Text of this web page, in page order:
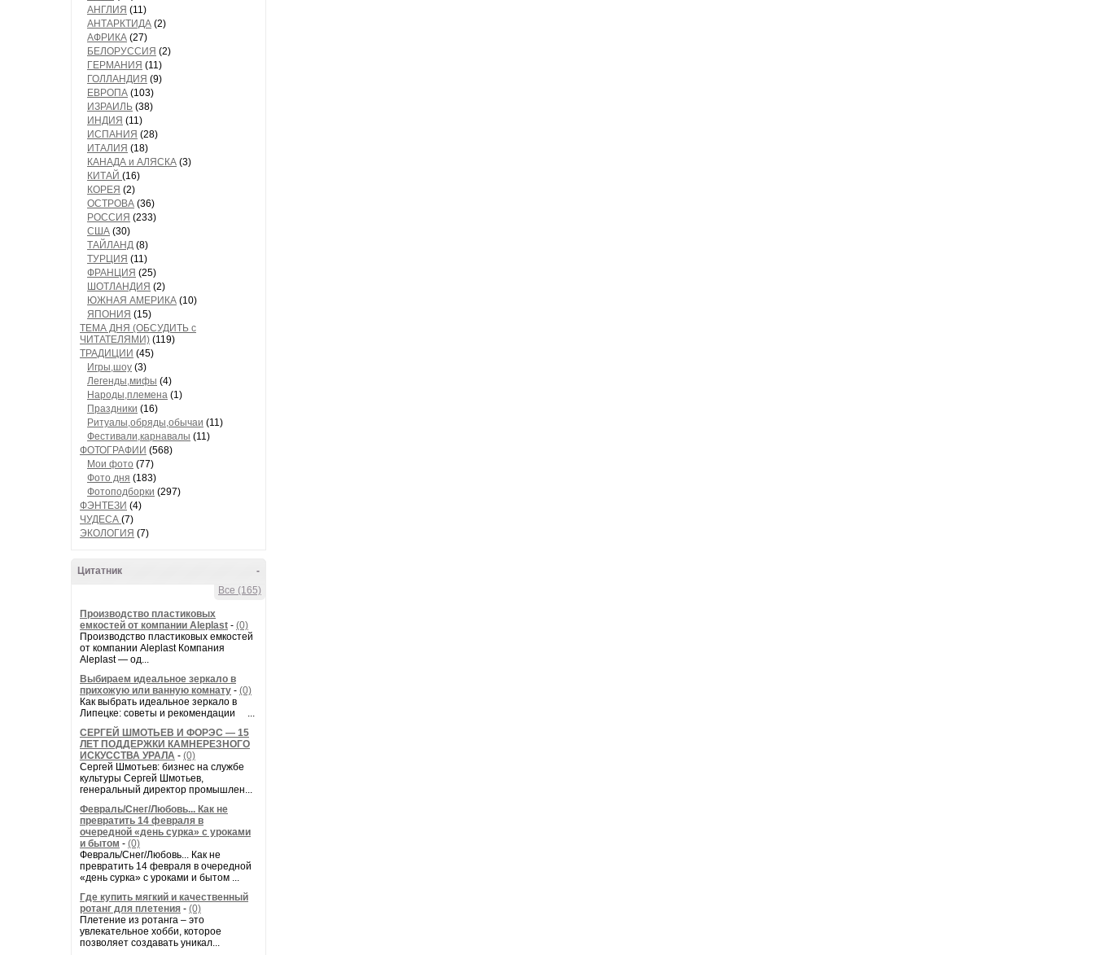
АНГЛИЯ (11)
АНТАРКТИДА (2)
АФРИКА (27)
БЕЛОРУССИЯ (2)
ГЕРМАНИЯ (11)
ГОЛЛАНДИЯ (9)
ЕВРОПА (103)
ИЗРАИЛЬ (38)
ИНДИЯ (11)
ИСПАНИЯ (28)
ИТАЛИЯ (18)
КАНАДА и АЛЯСКА (3)
КИТАЙ (16)
КОРЕЯ (2)
ОСТРОВА (36)
РОССИЯ (233)
США (30)
ТАЙЛАНД (8)
ТУРЦИЯ (11)
ФРАНЦИЯ (25)
ШОТЛАНДИЯ (2)
ЮЖНАЯ АМЕРИКА (10)
ЯПОНИЯ (15)
ТЕМА ДНЯ (ОБСУДИТЬ с
ЧИТАТЕЛЯМИ) (119)
ТРАДИЦИИ (45)
Игры,шоу (3)
Легенды,мифы (4)
Народы,племена (1)
Праздники (16)
Ритуалы,обряды,обычаи (11)
Фестивали,карнавалы (11)
ФОТОГРАФИИ (568)
Мои фото (77)
Фото дня (183)
Фотоподборки (297)
ФЭНТЕЗИ (4)
ЧУДЕСА (7)
ЭКОЛОГИЯ (7)
-
Цитатник
Все (165)
Производство пластиковых
емкостей от компании Aleplast - (0)
Производство пластиковых емкостей
от компании Aleplast Компания
Aleplast — од...
Выбираем идеальное зеркало в
прихожую или ванную комнату - (0)
Как выбрать идеальное зеркало в
Липецке: советы и рекомендации ...
СЕРГЕЙ ШМОТЬЕВ И ФОРЭС — 15
ЛЕТ ПОДДЕРЖКИ КАМНЕРЕЗНОГО
ИСКУССТВА УРАЛА - (0)
Сергей Шмотьев: бизнес на службе
культуры Сергей Шмотьев,
генеральный директор промышлен...
Февраль/Снег/Любовь... Как не
превратить 14 февраля в
очередной «день сурка» с уроками
и бытом - (0)
Февраль/Снег/Любовь... Как не
превратить 14 февраля в очередной
«день сурка» с уроками и бытом ...
Где купить мягкий и качественный
ротанг для плетения - (0)
Плетение из ротанга – это
увлекательное хобби, которое
позволяет создавать уникал...